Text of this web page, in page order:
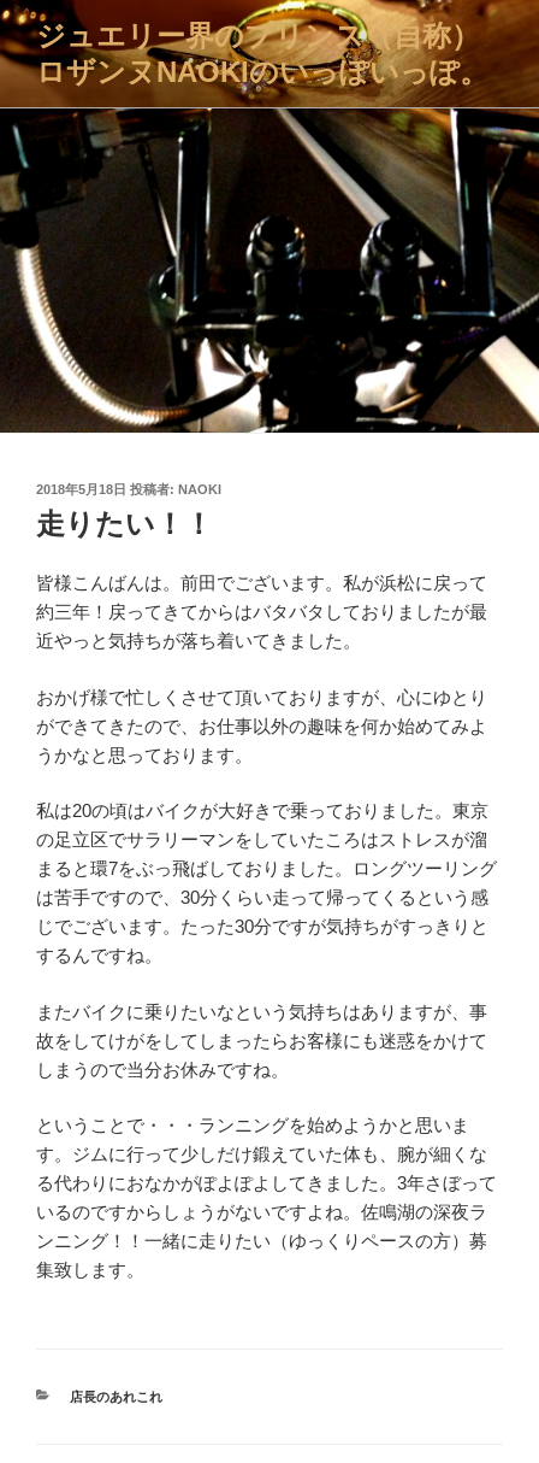
コ
ン
テ
ツ
ス
キ
ッ
プ
ジュエリー界のプリンス（自称）
ロザンヌNAOKIのいっぽいっぽ。
投
稿
日:
2018年5月18日 投稿者: NAOKI
走りたい！！
皆様こんばんは。前田でございます。私が浜松に戻って
約三年！戻ってきてからはバタバタしておりましたが最
近やっと気持ちが落ち着いてきました。
おかげ様で忙しくさせて頂いておりますが、心にゆとり
ができてきたので、お仕事以外の趣味を何か始めてみよ
うかなと思っております。
私は20の頃はバイクが大好きで乗っておりました。東京
の足立区でサラリーマンをしていたころはストレスが溜
まると環7をぶっ飛ばしておりました。ロングツーリング
は苦手ですので、30分くらい走って帰ってくるという感
じでございます。たった30分ですが気持ちがすっきりと
するんですね。
またバイクに乗りたいなという気持ちはありますが、事
故をしてけがをしてしまったらお客様にも迷惑をかけて
しまうので当分お休みですね。
ということで・・・ランニングを始めようかと思いま
す。ジムに行って少しだけ鍛えていた体も、腕が細くな
る代わりにおなかがぽよぽよしてきました。3年さぼって
いるのですからしょうがないですよね。佐鳴湖の深夜ラ
ンニング！！一緒に走りたい（ゆっくりペースの方）募
集致します。
カ
店長のあれこれ